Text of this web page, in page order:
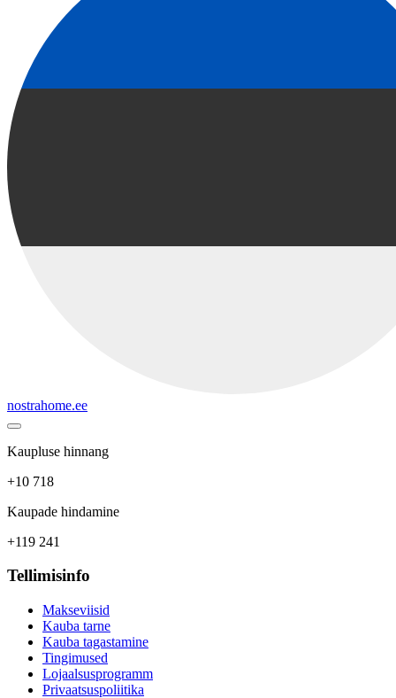
nostrahome.ee
Kaupluse hinnang
+10 718
Kaupade hindamine
+119 241
Tellimisinfo
Makseviisid
Kauba tarne
Kauba tagastamine
Tingimused
Lojaalsusprogramm
Privaatsuspoliitika